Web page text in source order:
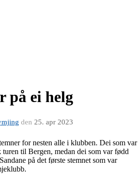
på ei helg
den 25. apr 2023
for nesten alle i klubben. Dei som var
til Bergen, medan dei som var fødd
på det første stemnet som var